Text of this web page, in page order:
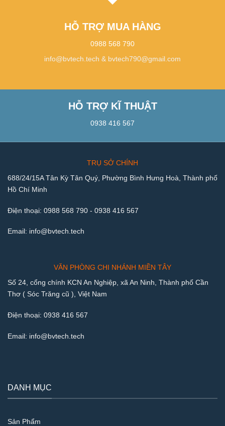
HỖ TRỢ MUA HÀNG
0988 568 790
info@bvtech.tech & bvtech790@gmail.com
HỖ TRỢ KĨ THUẬT
0938 416 567
TRỤ SỞ CHÍNH
688/24/15A Tân Kỳ Tân Quý, Phường Bình Hưng Hoà, Thành phố
Hồ Chí Minh
Điện thoại: 0988 568 790 - 0938 416 567
Email: info@bvtech.tech
VĂN PHÒNG CHI NHÁNH MIỀN TÂY
Số 24, cổng chính KCN An Nghiệp, xã An Ninh, Thành phố Cần
Thơ ( Sóc Trăng cũ ), Việt Nam
Điện thoại: 0938 416 567
Email: info@bvtech.tech
DANH MỤC
Sản Phẩm